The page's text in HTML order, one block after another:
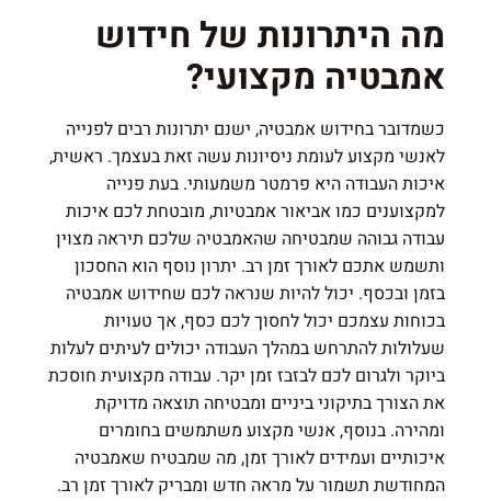
מה היתרונות של חידוש
אמבטיה מקצועי?
כשמדובר בחידוש אמבטיה, ישנם יתרונות רבים לפנייה
לאנשי מקצוע לעומת ניסיונות עשה זאת בעצמך. ראשית,
איכות העבודה היא פרמטר משמעותי. בעת פנייה
למקצוענים כמו אביאור אמבטיות, מובטחת לכם איכות
עבודה גבוהה שמבטיחה שהאמבטיה שלכם תיראה מצוין
ותשמש אתכם לאורך זמן רב. יתרון נוסף הוא החסכון
בזמן ובכסף. יכול להיות שנראה לכם שחידוש אמבטיה
בכוחות עצמכם יכול לחסוך לכם כסף, אך טעויות
שעלולות להתרחש במהלך העבודה יכולים לעיתים לעלות
ביוקר ולגרום לכם לבזבז זמן יקר. עבודה מקצועית חוסכת
את הצורך בתיקוני ביניים ומבטיחה תוצאה מדויקת
ומהירה. בנוסף, אנשי מקצוע משתמשים בחומרים
איכותיים ועמידים לאורך זמן, מה שמבטיח שאמבטיה
המחודשת תשמור על מראה חדש ומבריק לאורך זמן רב.